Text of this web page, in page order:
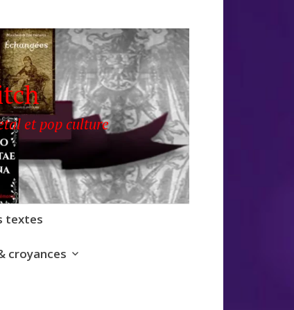
et pop culture
textes
croyances